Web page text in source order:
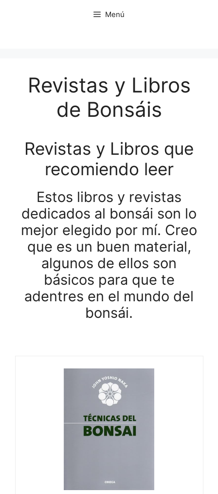
Menú
Revistas y Libros
de Bonsáis
Revistas y Libros que
recomiendo leer
Estos libros y revistas
dedicados al bonsái son lo
mejor elegido por mí. Creo
que es un buen material,
algunos de ellos son
básicos para que te
adentres en el mundo del
bonsái.